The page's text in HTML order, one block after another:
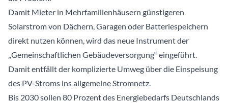
Damit Mieter in Mehrfamilienhäusern günstigeren
Solarstrom von Dächern, Garagen oder Batteriespeichern
direkt nutzen können, wird das neue Instrument der
„Gemeinschaftlichen Gebäudeversorgung“ eingeführt.
Damit entfällt der komplizierte Umweg über die Einspeisung
des PV-Stroms ins allgemeine Stromnetz.
Bis 2030 sollen 80 Prozent des Energiebedarfs Deutschlands